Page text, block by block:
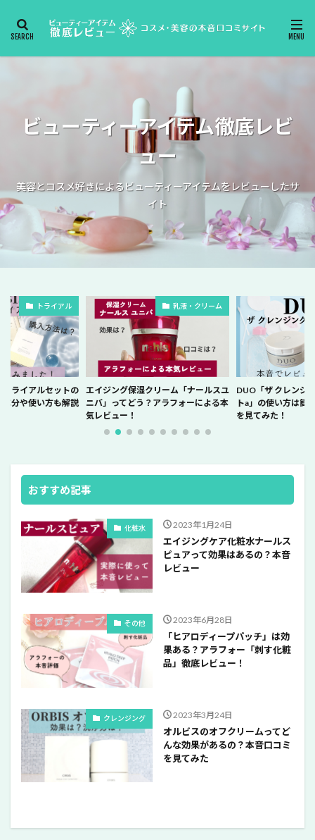
ビューティーアイテム徹底レビ
ュー
美容とコスメ好きによるビューティーアイテムをレビューしたサ
イト
トライアル
ライアルセットの
分や使い方も解説
乳液・クリーム
エイジング保湿クリーム「ナールスユ
ニバ」ってどう？アラフォーによる本
気レビュー！
DUO「ザ クレンジ
トa」の使い方は簡
を見てみた！
おすすめ記事
化粧水 2023年1月24日
エイジングケア化粧水ナールス
ピュアって効果はあるの？本音
レビュー
その他 2023年6月28日
「ヒアロディープパッチ」は効
果ある？アラフォー「刺す化粧
品」徹底レビュー！
クレンジング 2023年3月24日
オルビスのオフクリームってど
んな効果があるの？本音口コミ
を見てみた